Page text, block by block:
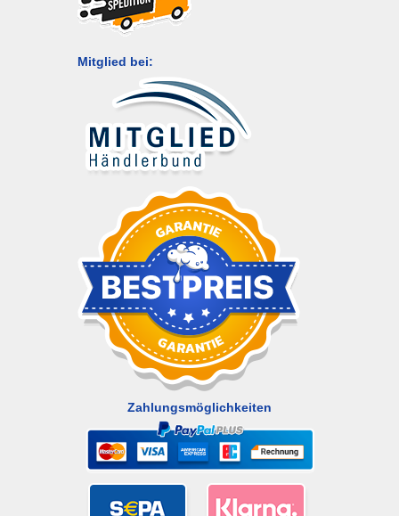
Mitglied bei:
Zahlungsmöglichkeiten